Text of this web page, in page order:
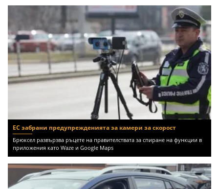
ЕС забрани предупрежденията за камери за скорост
Брюксел развързва ръцете на правителствата за спиране на функции в
приложения като Waze и Google Maps